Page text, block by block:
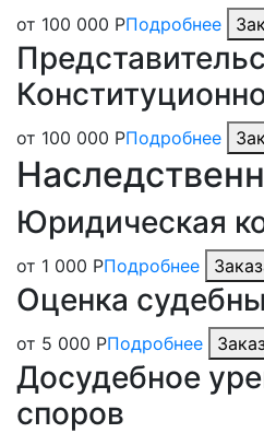
от 100 000 РПодробнее
от 100 000 РПодробнее
Юридическая
от 1 000 РПодробнее
Оценка
от 5 000 РПодробнее
Досудебное
споров